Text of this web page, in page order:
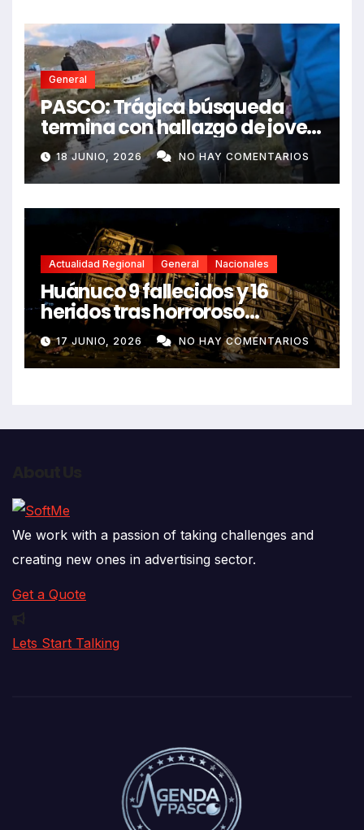
General
PASCO: Trágica búsqueda
termina con hallazgo de joven
sin vida en Rancas
18 JUNIO, 2026 NO HAY COMENTARIOS
Actualidad Regional General Nacionales
Huánuco 9 fallecidos y 16
heridos tras horroroso
despiste de bus Real Chancas
que impactó contra vivienda
17 JUNIO, 2026 NO HAY COMENTARIOS
We work with a passion of taking challenges and
creating new ones in advertising sector.
Get a Quote
Lets Start Talking